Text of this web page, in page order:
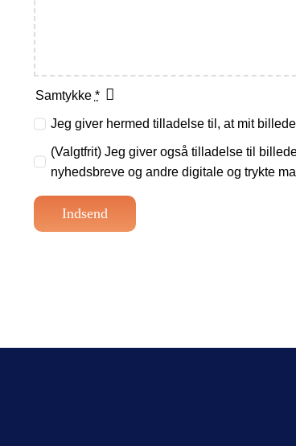
Samtykke *
Jeg giver hermed tilladelse til, at mit
(Valgtfrit) Jeg giver også tilladelse til
nyhedsbreve og andre digitale og trykte
Indsend